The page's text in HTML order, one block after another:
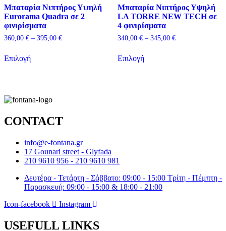
σελίδα
του
προϊόντος
στη
σελίδα
του
προϊόντος
Μπαταρία Νιπτήρος Υψηλή
Eurorama Quadra σε 2
φινιρίσματα
360,00 € – 395,00 €Price
Επιλογήτο
παραλλαγές.
Οι
μπορούν
επιλεγούν
στη
σελίδα
προϊόντος
Μπαταρία Νιπτήρος Υψηλή
LA TORRE NEW TECH σε
4 φινιρίσματα
340,00 € – 345,00 €Price
Επιλογήτο
προϊόντος
CONTACT
info@e-fontana.gr
17 Gounari street - Glyfada
210 9610 956 - 210 9610 981
Δευτέρα - Τετάρτη - Σάββατο: 09:00 - 15:00 Τρίτη - Πέμπτη -
Παρασκευή: 09:00 - 15:00 & 18:00 - 21:00
Icon-facebook
Instagram
USEFULL LINKS